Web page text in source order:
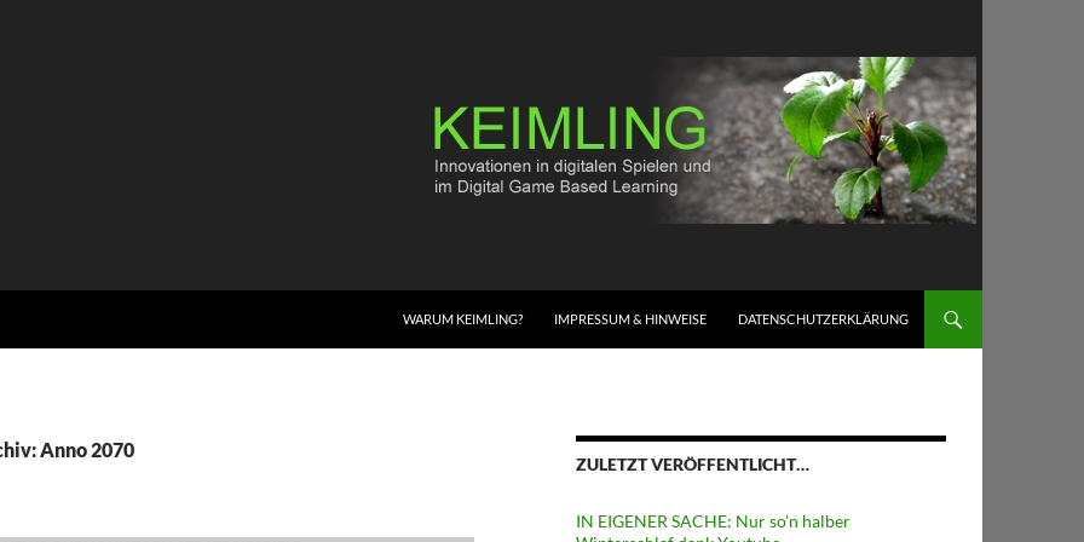
WARUM KEIMLING? IMPRESSUM & HINWEISE DATENSCHUTZERKLÄRUNG
Anno 2070
ZULETZT VERÖFFENTLICHT…
IN EIGENER SACHE: Nur so’n halber